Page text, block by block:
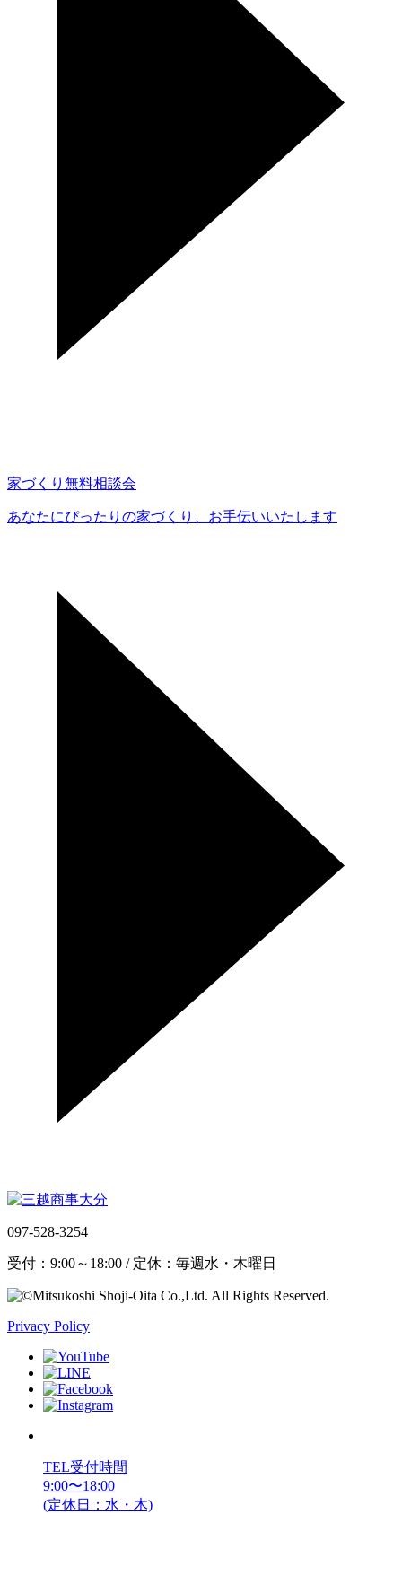
家づくり無料相談会
あなたにぴったりの家づくり、 お手伝いいたします
097-528-3254
受付：9:00～18:00 / 定休：毎週水・木曜日
Privacy Policy
TEL受付時間
9:00〜18:00
(定休日：水・木)